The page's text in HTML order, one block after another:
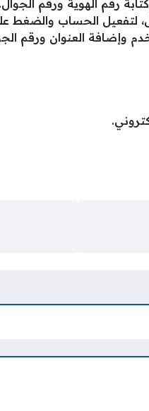
رقم الهوية ورقم الجوال.
الحساب والضغط على
وإضافة العنوان ورقم